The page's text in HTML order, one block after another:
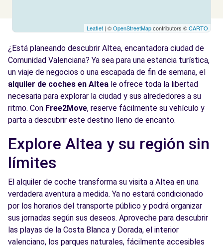
Leaflet | ©OpenStreetMapcontributors ©CARTO
¿Está planeando descubrir Altea, encantadora ciudad de
Comunidad Valenciana? Ya sea para una estancia turística,
un viaje de negocios o una escapada de fin de semana, el
alquiler de coches en Altea le ofrece toda la libertad
necesaria para explorar la ciudad y sus alrededores a su
ritmo. Con Free2Move, reserve fácilmente su vehículo y
parta a descubrir este destino lleno de encanto.
Explore Altea y su región sin
límites
El alquiler de coche transforma su visita a Altea en una
verdadera aventura a medida. Ya no estará condicionado
por los horarios del transporte público y podrá organizar
sus jornadas según sus deseos. Aproveche para descubrir
las playas de la Costa Blanca y Dorada, el interior
valenciano, los parques naturales, fácilmente accesibles